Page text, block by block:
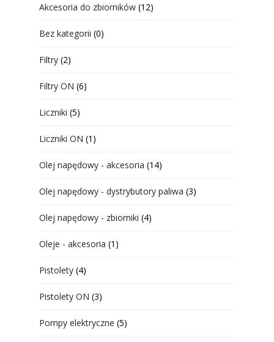
Akcesoria do zbiorników (12)
Bez kategorii (0)
Filtry (2)
Filtry ON (6)
Liczniki (5)
Liczniki ON (1)
Olej napędowy - akcesoria (14)
Olej napędowy - dystrybutory paliwa (3)
Olej napędowy - zbiorniki (4)
Oleje - akcesoria (1)
Pistolety (4)
Pistolety ON (3)
Pompy elektryczne (5)